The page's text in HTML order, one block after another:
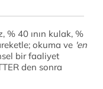
% 40 ının kulak, %
okuma ve 'en
bir faaliyet
den sonra